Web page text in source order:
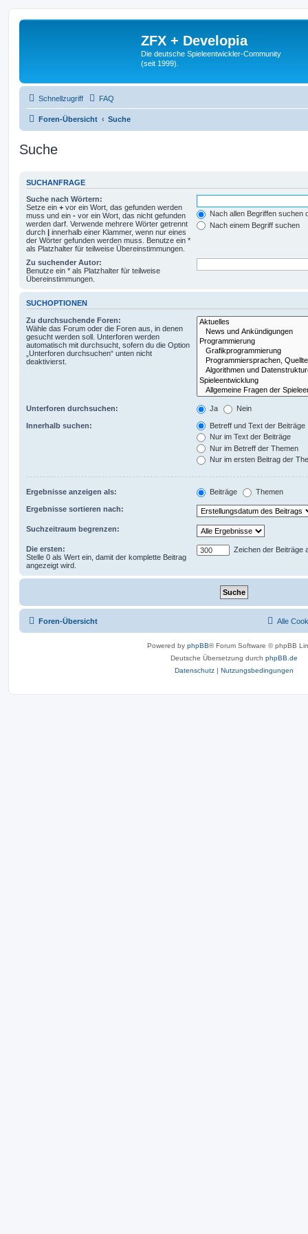
ZFX + Developia
Die deutsche Spieleentwickler-Community
(seit 1999).
Schnellzugriff FAQ
Foren-Übersicht Suche
Suche
SUCHANFRAGE
Suche nach Wörtern:
Setze ein + vor ein Wort, das gefunden werden
muss und ein - vor ein Wort, das nicht gefunden
werden darf. Verwende mehrere Wörter getrennt
durch | innerhalb einer Klammer, wenn nur eines
der Wörter gefunden werden muss. Benutze ein *
als Platzhalter für teilweise Übereinstimmungen.
Nach allen Begriffen suchen
Nach einem Begriff suchen
Zu suchender Autor:
Benutze ein * als Platzhalter für teilweise
Übereinstimmungen.
SUCHOPTIONEN
Zu durchsuchende Foren:
Wähle das Forum oder die Foren aus, in denen
gesucht werden soll. Unterforen werden
automatisch mit durchsucht, sofern du die Option
„Unterforen durchsuchen“ unten nicht
deaktivierst.
Unterforen durchsuchen: Ja Nein
Innerhalb suchen:
Betreff und Text der Beiträge
Nur im Text der Beiträge
Nur im Betreff der Themen
Nur im ersten Beitrag der
Ergebnisse anzeigen als: Beiträge Themen
Ergebnisse sortieren nach:
Suchzeitraum begrenzen:
Die ersten:
Stelle 0 als Wert ein, damit der komplette Beitrag
angezeigt wird.
Zeichen der Beiträge
Foren-Übersicht Alle
Powered by phpBB® Forum Software © phpBB
Deutsche Übersetzung durch phpBB.de
Datenschutz | Nutzungsbedingungen